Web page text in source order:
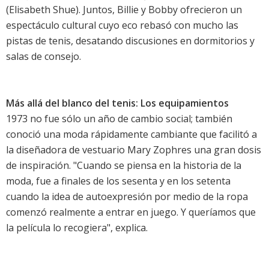
(Elisabeth Shue). Juntos, Billie y Bobby ofrecieron un
espectáculo cultural cuyo eco rebasó con mucho las
pistas de tenis, desatando discusiones en dormitorios y
salas de consejo.
Más allá del blanco del tenis: Los equipamientos
1973 no fue sólo un año de cambio social; también
conoció una moda rápidamente cambiante que facilitó a
la diseñadora de vestuario Mary Zophres una gran dosis
de inspiración. "Cuando se piensa en la historia de la
moda, fue a finales de los sesenta y en los setenta
cuando la idea de autoexpresión por medio de la ropa
comenzó realmente a entrar en juego. Y queríamos que
la película lo recogiera", explica.